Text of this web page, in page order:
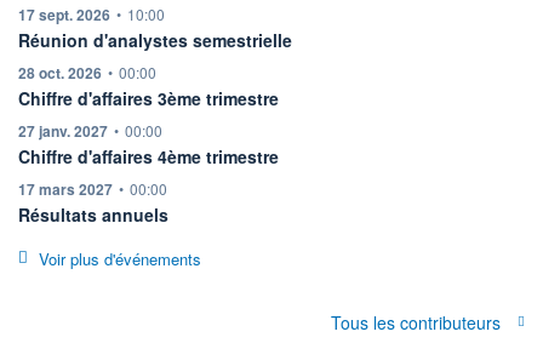
Services informatiques
OUVERTURE
0,0000
0,0000
0
VALORISATION
62,4000
information fournie par
17 sept. 2026 • 10:00
Réunion d'analystes semestrielle
information fournie par
28 oct. 2026 • 00:00
Chiffre d'affaires 3ème trimestre
information fournie par
27 janv. 2027 • 00:00
Chiffre d'affaires 4ème trimestre
information fournie par
17 mars 2027 • 00:00
Résultats annuels
Voir plus d'événements
Tous les contributeurs